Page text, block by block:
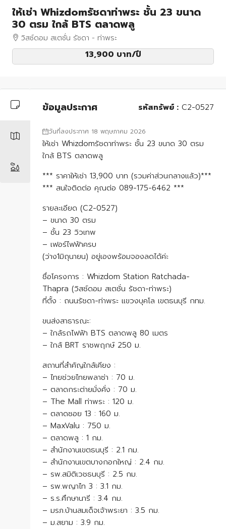
ให้เช่า Whizdomรัชดาท่าพระ ชั้น 23 ขนาด
30 ตรม ใกล้ BTS ตลาดพลู
วิสซ์ดอม สเตชั่น รัชดา - ท่าพระ
13,900 บาท/ปี
ข้อมูลประกาศ รหัสทรัพย์ : C2-0527
วันที่ลงประกาศ 18 พฤษภาคม 2026
ให้เช่า Whizdomรัชดาท่าพระ ชั้น 23 ขนาด 30 ตรม
ใกล้ BTS ตลาดพลู
*** ราคาให้เช่า 13,900 บาท (รวมค่าส่วนกลางแล้ว)***
*** สนใจติดต่อ คุณต่อ 089-175-6462 ***
รายละเอียด (C2-0527)
– ขนาด 30 ตรม
– ชั้น 23 วิวเทพ
– เฟอร์ไฟฟ้าครบ
(ว่าง1มิถุนายน) อยู่เองพร้อมจองลดได้ค่ะ
ชื่อโครงการ : Whizdom Station Ratchada-
Thapra (วิสซ์ดอม สเตชั่น รัชดา-ท่าพระ)
ที่ตั้ง : ถนนรัชดา-ท่าพระ แขวงบุคโล เขตธนบุรี กทม.
ขนส่งสาธารณะ:
– ใกล้รถไฟฟ้า BTS ตลาดพลู 80 เมตร
– ใกล้ BRT ราชพฤกษ์ 250 ม.
สถานที่สำคัญใกล้เคียง :
– ไทยช่วยไทยพลาซ่า : 70 ม.
– ตลาดกระต่ายมั่งคั่ง : 70 ม.
– The Mall ท่าพระ : 120 ม.
– ตลาดซอย 13 : 160 ม.
– MaxValu : 750 ม.
– ตลาดพลู : 1 กม.
– สำนักงานเขตธนบุรี : 2.1 กม.
– สำนักงานเขตบางกอกใหญ่ : 2.4 กม.
– รพ.สมิติเวชธนบุรี : 2.5 กม.
– รพ.พญาไท 3 : 3.1 กม.
– ร.ร.ศึกษานารี : 3.4 กม.
– มรภ.บ้านสมเด็จเจ้าพระยา : 3.5 กม.
– ม.สยาม : 3.9 กม.